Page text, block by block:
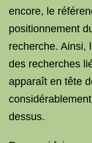
encore, le
positionnement
recherche. Ainsi,
des recherches
apparaît en tête
dessus.